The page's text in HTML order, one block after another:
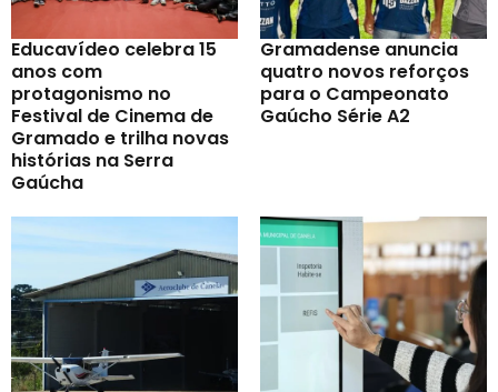
Educavídeo celebra 15
anos com
protagonismo no
Festival de Cinema de
Gramado e trilha novas
histórias na Serra
Gaúcha
Gramadense anuncia
quatro novos reforços
para o Campeonato
Gaúcho Série A2